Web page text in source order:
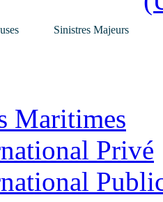
Sinistres Majeurs
Maritimes
Privé